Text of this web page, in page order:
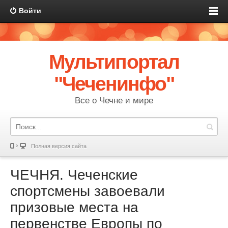
Войти
Мультипортал
"Чеченинфо"
Все о Чечне и мире
Полная версия сайта
ЧЕЧНЯ. Чеченские
спортсмены завоевали
призовые места на
первенстве Европы по